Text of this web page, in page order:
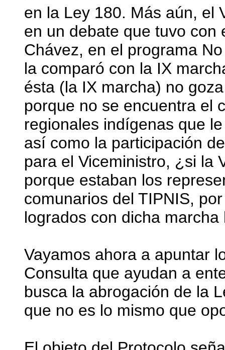
en la Ley 180. Más aún, el
en un debate que tuvo con
Chávez, en el programa
la comparó con la IX
ésta (la IX marcha) no
porque no se encuentra el
regionales indígenas que
así como la participación
para el Viceministro, ¿si la
porque estaban los
comunarios del TIPNIS,
logrados con dicha marcha
Vayamos ahora a apuntar
Consulta que ayudan a
busca la abrogación de la
que no es lo mismo que